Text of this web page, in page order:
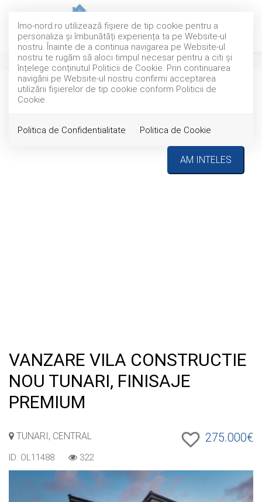
Imo-nord.ro utilizează fişiere de tip cookie pentru a
personaliza și îmbunătăți experiența ta pe Website-ul
nostru. Înainte de a continua navigarea pe Website-ul
nostru te rugăm să aloci timpul necesar pentru a citi și
înțelege conținutul Politicii de Cookie. Prin continuarea
navigării pe Website-ul nostru confirmi acceptarea
utilizării fişierelor de tip cookie conform Politicii de
Cookie.
Politica de Confidentialitate Politica de Cookie
AM INTELES
VANZARE VILA CONSTRUCTIE
NOU TUNARI, FINISAJE
PREMIUM
TUNARI, CENTRAL 275.000€
ID: OL11488 322
TOP EXCLUSIVITATE